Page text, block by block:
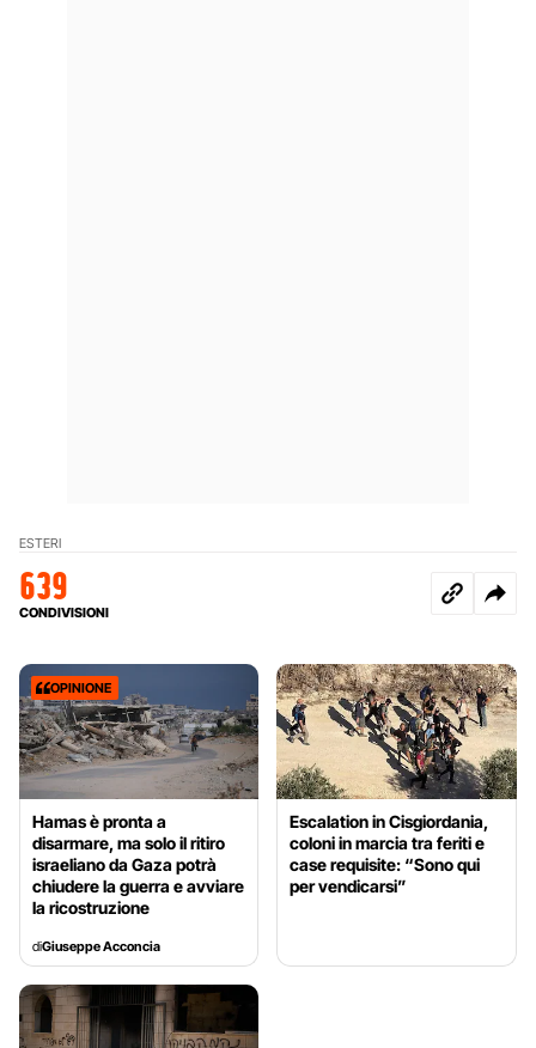
ESTERI
639
CONDIVISIONI
OPINIONE
Hamas è pronta a
disarmare, ma solo il ritiro
israeliano da Gaza potrà
chiudere la guerra e avviare
la ricostruzione
diGiuseppe Acconcia
Escalation in Cisgiordania,
coloni in marcia tra feriti e
case requisite: “Sono qui
per vendicarsi”